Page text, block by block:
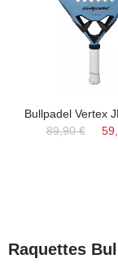
Bullpadel Vertex
89,90 €
Raquettes